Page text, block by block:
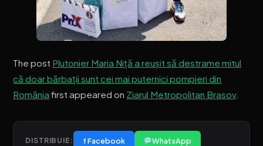
The post Plutonier Maria Niță a reușit să destrame mitul
că doar bărbații sunt cei mai puternici pompieri din
România first appeared on Ziarul Metropolitan Brasov.
DISTRIBUIE: f Facebook WhatsApp